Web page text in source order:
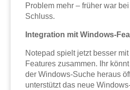
Problem mehr – früher war
Schluss.
Integration mit Windows-
Notepad spielt jetzt besser
Features zusammen. Ihr
der Windows-Suche heraus
unterstützt das neue